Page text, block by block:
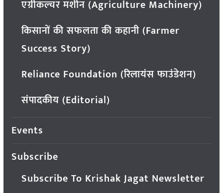
एग्रीकल्चर मशीन (Agriculture Machinery)
किसानों की सफलता की कहानी (Farmer
Success Story)
Reliance Foundation (रिलायंस फाउंडेशन)
संपादकीय (Editorial)
Events
Subscribe
Subscribe To Krishak Jagat Newsletter